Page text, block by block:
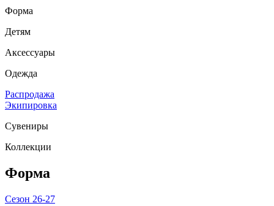
Форма
Детям
Аксессуары
Одежда
Распродажа
Экипировка
Сувениры
Коллекции
Форма
Сезон 26-27